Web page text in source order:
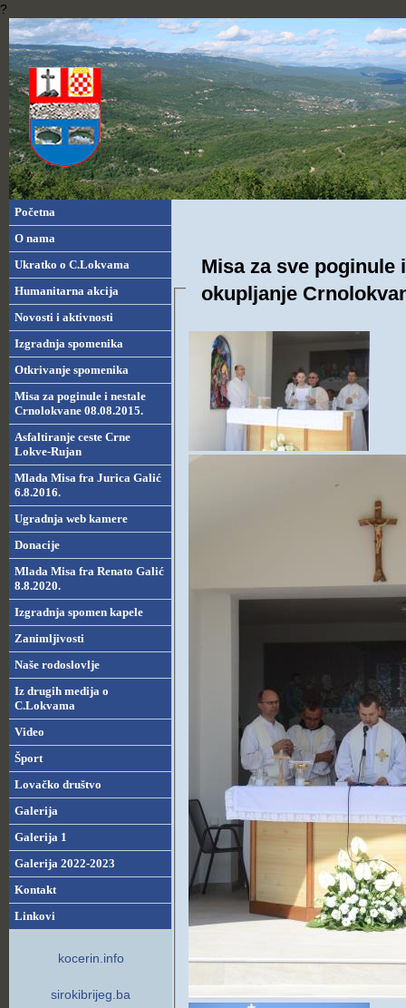
?
Početna
O nama
Ukratko o C.Lokvama
Humanitarna akcija
Novosti i aktivnosti
Izgradnja spomenika
Otkrivanje spomenika
Misa za poginule i nestale
Crnolokvane 08.08.2015.
Asfaltiranje ceste Crne
Lokve-Rujan
Mlada Misa fra Jurica Galić
6.8.2016.
Ugradnja web kamere
Donacije
Mlada Misa fra Renato Galić
8.8.2020.
Izgradnja spomen kapele
Zanimljivosti
Naše rodoslovlje
Iz drugih medija o
C.Lokvama
Video
Šport
Lovačko društvo
Galerija
Galerija 1
Galerija 2022-2023
Kontakt
Linkovi
kocerin.info
sirokibrijeg.ba
Misa za sve
okupljanje